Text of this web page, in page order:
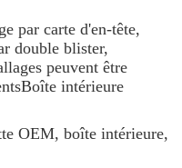
par carte d'en-tête,
double blister,
peuvent être
intérieure
OEM, boîte intérieure,